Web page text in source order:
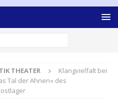
THEATER
Klangvielfalt bei
Tal der Ahnen« des